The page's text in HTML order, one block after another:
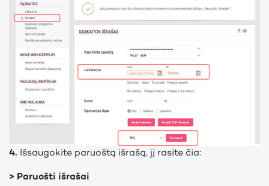
4. Išsaugokite paruoštą išrašą, jį rasite čia:
> Paruošti išrašai